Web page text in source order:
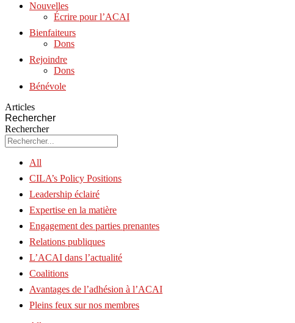
Nouvelles
Écrire pour l’ACAI
Bienfaiteurs
Dons
Rejoindre
Dons
Bénévole
Articles
Rechercher
Rechercher
All
CILA’s Policy Positions
Leadership éclairé
Expertise en la matière
Engagement des parties prenantes
Relations publiques
L’ACAI dans l’actualité
Coalitions
Avantages de l’adhésion à l’ACAI
Pleins feux sur nos membres